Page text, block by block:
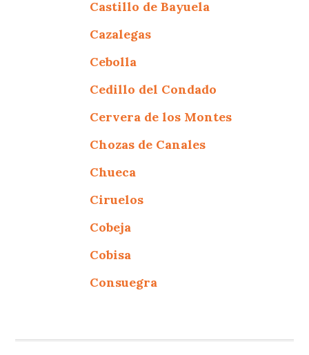
Castillo de Bayuela
Cazalegas
Cebolla
Cedillo del Condado
Cervera de los Montes
Chozas de Canales
Chueca
Ciruelos
Cobeja
Cobisa
Consuegra